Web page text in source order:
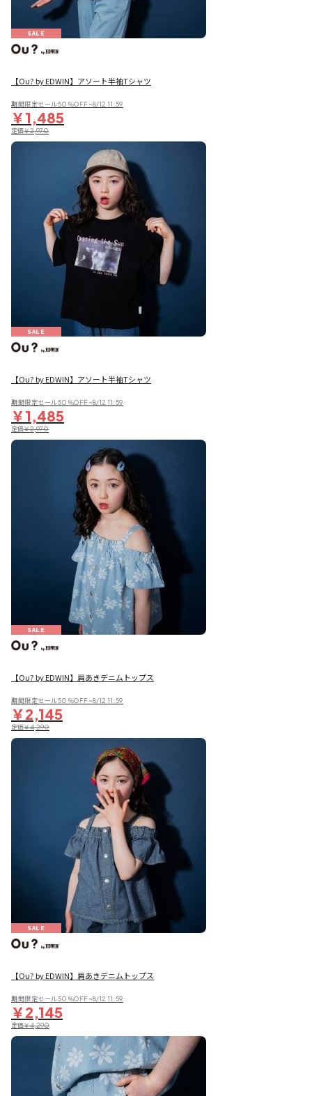
SALE
【Ou? by EDWIN】アソート半袖Tシャツ
期間限定セール50％OFF~8/12 11:59
￥1,485
定価￥2,970
SALE
【Ou? by EDWIN】アソート半袖Tシャツ
期間限定セール50％OFF~8/12 11:59
￥1,485
定価￥2,970
SALE
【Ou? by EDWIN】肩あきデニムトップス
期間限定セール50％OFF~8/12 11:59
￥2,145
定価￥4,290
SALE
【Ou? by EDWIN】肩あきデニムトップス
期間限定セール50％OFF~8/12 11:59
￥2,145
定価￥4,290